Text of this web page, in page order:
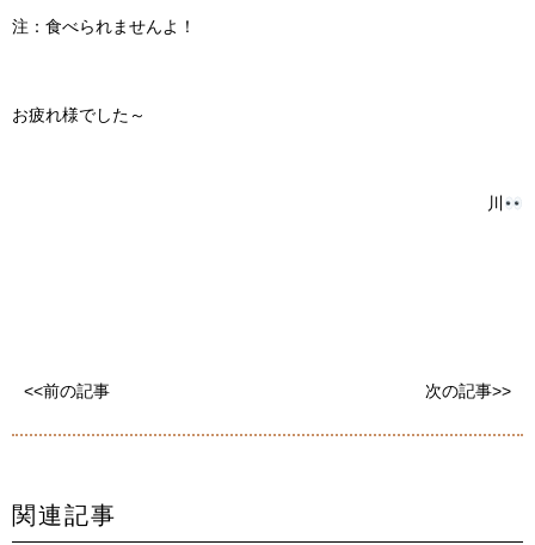
注：食べられませんよ！
お疲れ様でした～
川
<<前の記事 次の記事>>
関連記事